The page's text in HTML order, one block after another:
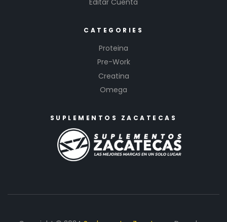
CATEGORIES
Proteina
Pre-Work
Creatina
Omega
SUPLEMENTOS ZACATECAS